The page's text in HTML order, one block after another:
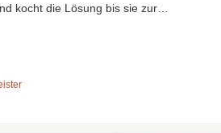
kocht die Lösung bis sie zur…